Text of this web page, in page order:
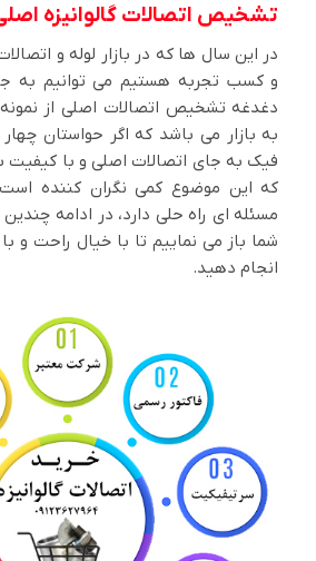
تشخیص اتصالات گالوانیزه
در این سال ها که در بازار لوله و
و کسب تجربه هستیم می توانیم به
دغدغه تشخیص اتصالات اصلی از
به بازار می باشد که اگر حواستان
فیک به جای اتصالات اصلی و با
که این موضوع کمی نگران کننده
مسئله ای راه حلی دارد، در ادامه
شما باز می نماییم تا با خیال راحت و
انجام دهید.